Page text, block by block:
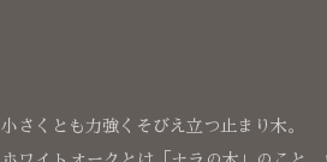
小さくとも力強くそびえ立つ止まり木。